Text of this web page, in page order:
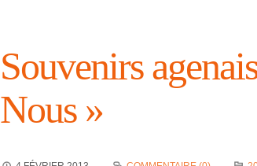
Souve­nirs
Nous »